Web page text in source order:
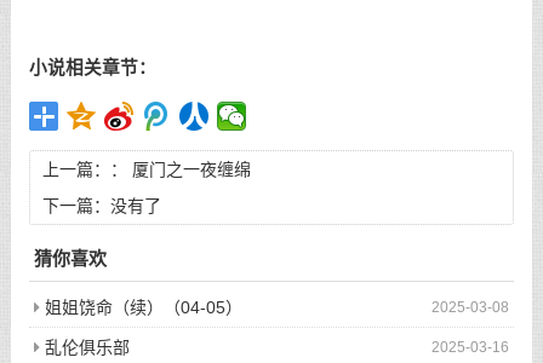
小说相关章节：
上一篇：： 厦门之一夜缠绵
下一篇：没有了
猜你喜欢
2025-03-08
姐姐饶命（续）（04-05）
2025-03-16
乱伦俱乐部